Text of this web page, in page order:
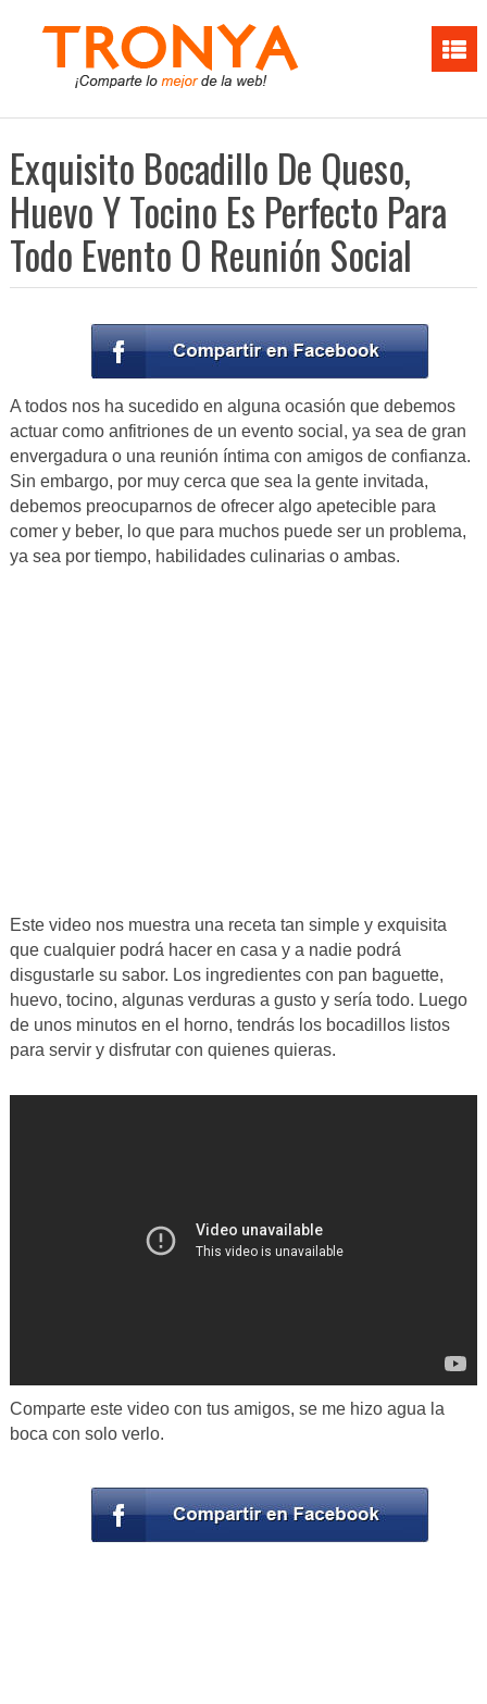
Exquisito Bocadillo De Queso,
Huevo Y Tocino Es Perfecto Para
Todo Evento O Reunión Social
A todos nos ha sucedido en alguna ocasión que debemos
actuar como anfitriones de un evento social, ya sea de gran
envergadura o una reunión íntima con amigos de confianza.
Sin embargo, por muy cerca que sea la gente invitada,
debemos preocuparnos de ofrecer algo apetecible para
comer y beber, lo que para muchos puede ser un problema,
ya sea por tiempo, habilidades culinarias o ambas.
Este video nos muestra una receta tan simple y exquisita
que cualquier podrá hacer en casa y a nadie podrá
disgustarle su sabor. Los ingredientes con pan baguette,
huevo, tocino, algunas verduras a gusto y sería todo. Luego
de unos minutos en el horno, tendrás los bocadillos listos
para servir y disfrutar con quienes quieras.
Comparte este video con tus amigos, se me hizo agua la
boca con solo verlo.